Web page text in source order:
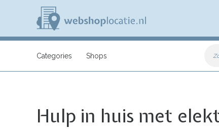
inhoud
e
s
l
Categories Shops
Hulp in huis met